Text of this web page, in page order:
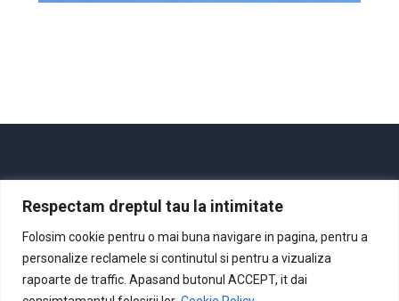
Respectam dreptul tau la intimitate
Folosim cookie pentru o mai buna navigare in pagina, pentru a
personalize reclamele si continutul si pentru a vizualiza
rapoarte de traffic. Apasand butonul ACCEPT, it dai
Acasă Despre noi
Cursuri
Noutăţi
Contact